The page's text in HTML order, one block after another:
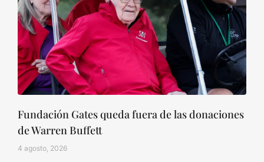
Fundación Gates queda fuera de las donaciones
de Warren Buffett
4 agosto, 2026